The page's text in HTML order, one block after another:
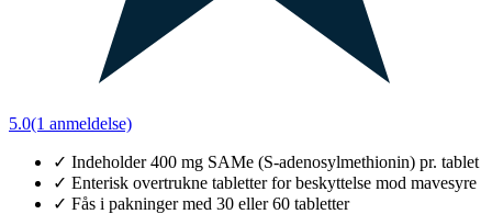
5.0(1 anmeldelse)
✓ Indeholder 400 mg SAMe (S-adenosylmethionin) pr. tablet
✓ Enterisk overtrukne tabletter for beskyttelse mod mavesyre
✓ Fås i pakninger med 30 eller 60 tabletter